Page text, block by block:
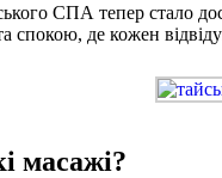
СПА тепер стало
де кожен
масажі?